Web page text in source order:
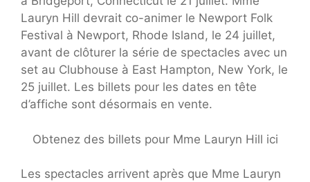
Lauryn Hill devrait co-animer le Newport Folk
Festival à Newport, Rhode Island, le 24 juillet,
avant de clôturer la série de spectacles avec un
set au Clubhouse à East Hampton, New York, le
25 juillet. Les billets pour les dates en tête
d’affiche sont désormais en vente.
Obtenez des billets pour Mme Lauryn Hill ici
Les spectacles arrivent après que Mme Lauryn